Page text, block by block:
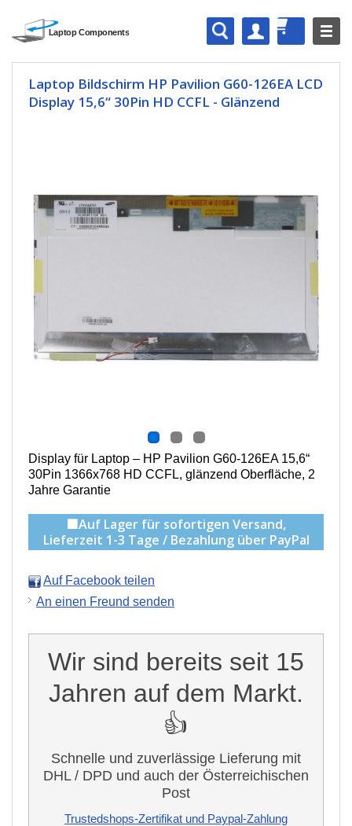
Laptop Bildschirm HP Pavilion G60-126EA LCD
Display 15,6“ 30Pin HD CCFL - Glänzend
Display für Laptop – HP Pavilion G60-126EA 15,6“
30Pin 1366x768 HD CCFL, g länzend Oberfläche, 2
Jahre Garantie
🟩Auf Lager für sofortigen Versand,
Lieferzeit 1-3 Tage / Bezahlung über PayPal
Auf Facebook teilen
An einen Freund senden
Wir sind bereits seit 15
Jahren auf dem Markt.
👍
Schnelle und zuverlässige Lieferung mit
DHL / DPD und auch der Österreichischen
Post
Trustedshops-Zertifikat und Paypal-Zahlung